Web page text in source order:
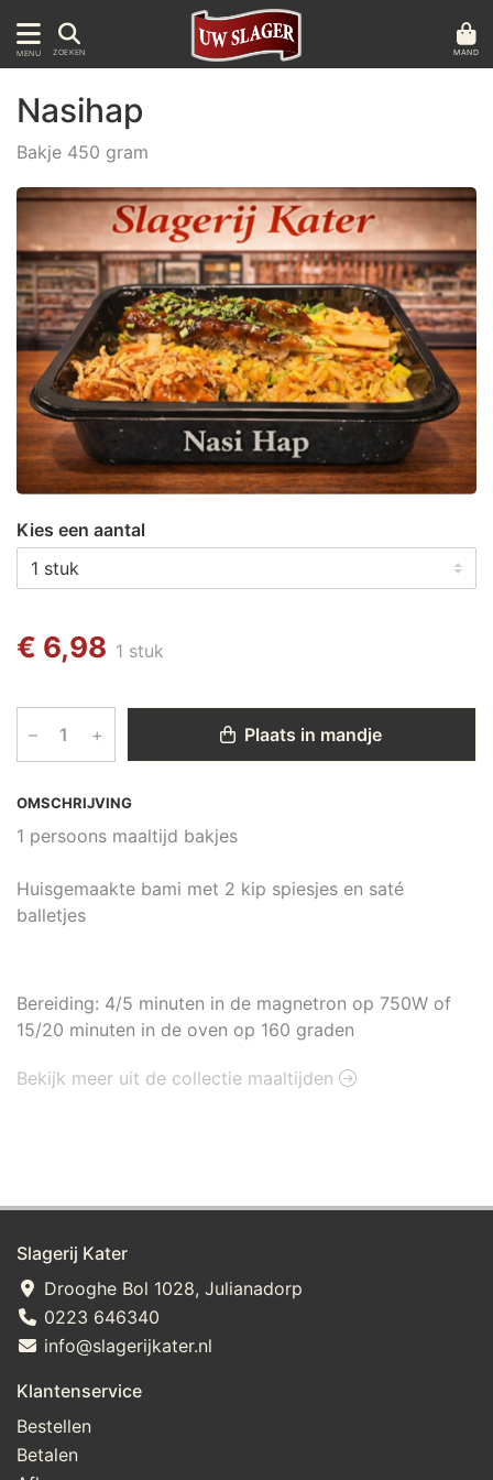
MENU ZOEKEN MAND
OMSCHRIJVING
1 persoons maaltijd bakjes
Huisgemaakte bami met 2 kip spiesjes en saté
balletjes
Bereiding: 4/5 minuten in de magnetron op 750W of
15/20 minuten in de oven op 160 graden
Nasihap
Bakje 450 gram
Kies een aantal
€ 6,98 1 stuk
– + Plaats in mandje
Bekijk meer uit de collectie maaltijden
Slagerij Kater
Drooghe Bol 1028, Julianadorp
0223 646340
info@slagerijkater.nl
Klantenservice
Bestellen
Betalen